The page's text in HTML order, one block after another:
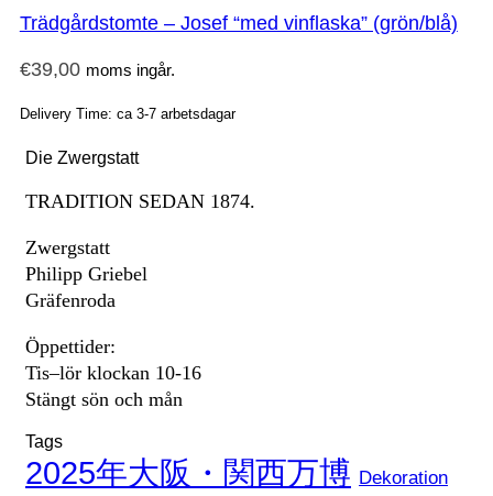
Trädgårdstomte – Josef “med vinflaska” (grön/blå)
€39,00 moms ingår.
Delivery Time: ca 3-7 arbetsdagar
Die Zwergstatt
TRADITION SEDAN 1874.
Zwergstatt
Philipp Griebel
Gräfenroda
Öppettider:
Tis–lör klockan 10-16
Stängt sön och mån
Tags
2025年大阪・関西万博 Dekoration